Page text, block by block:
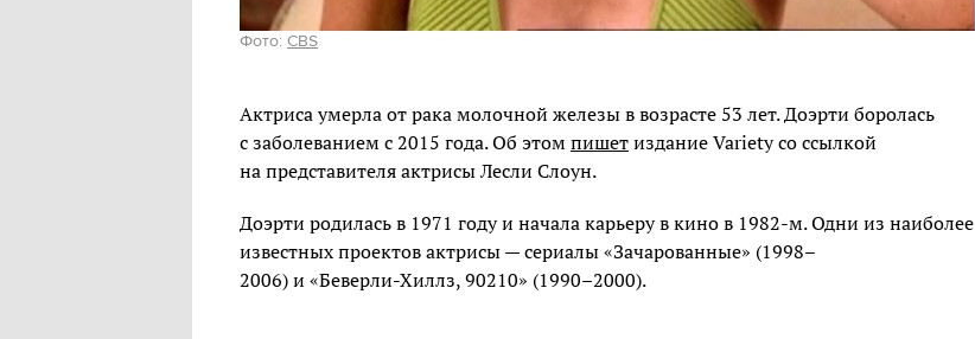
Фото: CBS
Актриса умерла от рака молочной железы в возрасте 53 лет. Доэрти боролась
с заболеванием с 2015 года. Об этомпишетиздание Variety со ссылкой
на представителя актрисы Лесли Слоун.
Доэрти родилась в 1971 году и начала карьеру в кино в 1982-м. Одни из наиболее
известных проектов актрисы — сериалы «Зачарованные» (1998–
2006) и «Беверли-Хиллз, 90210» (1990–2000).